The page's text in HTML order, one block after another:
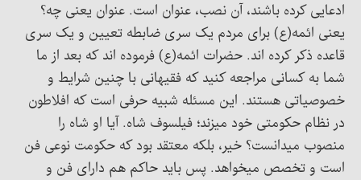
ادعایی کرده باشند، آن نصب، عنوان است. عنوان یعنی چه؟
یعنی ائمه(ع) برای مردم یک سری ضابطه تعیین و یک سری
قاعده ذکر کرده اند. حضرات ائمه(ع) فرموده اند که بعد از ما
شما به کسانی مراجعه کنید که فقیهانی با چنین شرایط و
خصوصیاتی هستند. این مسئله شبیه حرفی است که افلاطون
در نظام حکومتی خود میزند؛ فیلسوف شاه. آیا او شاه را
منصوب میدانست؟ خیر، بلکه معتقد بود که حکومت نوعی فن
است و تخصص میخواهد. پس باید حاکم هم دارای فن و